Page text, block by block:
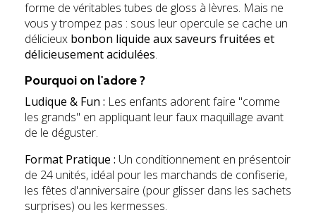
forme de véritables tubes de gloss à lèvres. Mais ne
vous y trompez pas : sous leur opercule se cache un
délicieux bonbon liquide aux saveurs fruitées et
délicieusement acidulées.
Pourquoi on l'adore ?
Ludique & Fun : Les enfants adorent faire "comme
les grands" en appliquant leur faux maquillage avant
de le déguster.
Format Pratique : Un conditionnement en présentoir
de 24 unités, idéal pour les marchands de confiserie,
les fêtes d'anniversaire (pour glisser dans les sachets
surprises) ou les kermesses.